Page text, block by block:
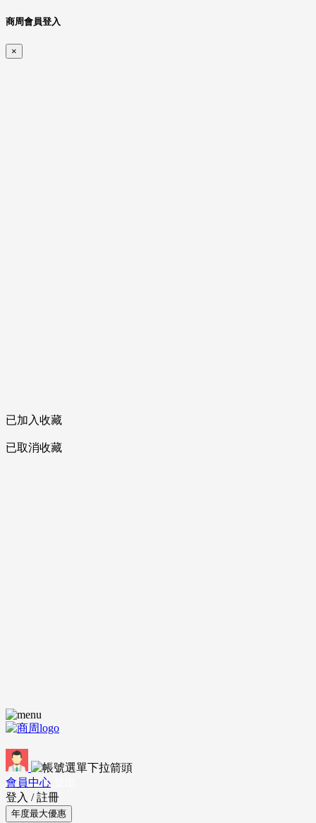
商周會員登入
×
已加入收藏
已取消收藏
會員中心
登入 / 註冊
年度最大優惠